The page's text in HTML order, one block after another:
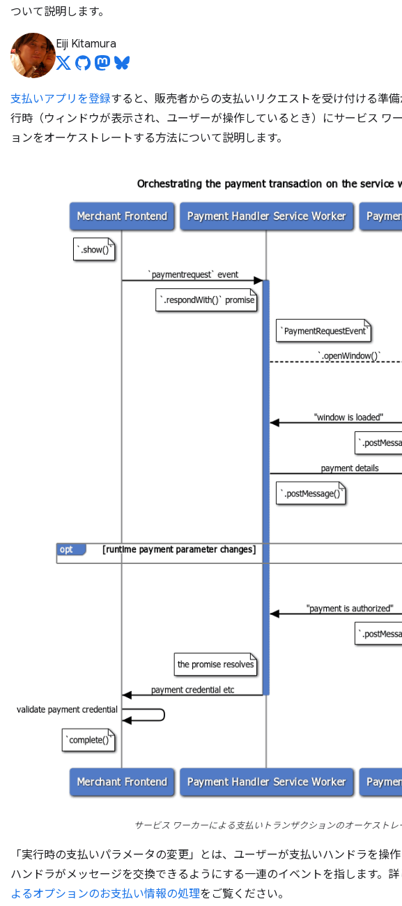
ついて説明します。
Eiji Kitamura
支払いアプリを登録すると、販売者からの支払いリクエストを受け付ける準
行時（ウィンドウが表示され、ユーザーが操作しているとき）にサービス ワ
ョンをオーケストレートする方法について説明します。
サービス ワーカーによる支払いトランザクションのオーケストレ
「実行時の支払いパラメータの変更」とは、ユーザーが支払いハンドラを操
ハンドラがメッセージを交換できるようにする一連のイベントを指します。
よるオプションのお支払い情報の処理をご覧ください。